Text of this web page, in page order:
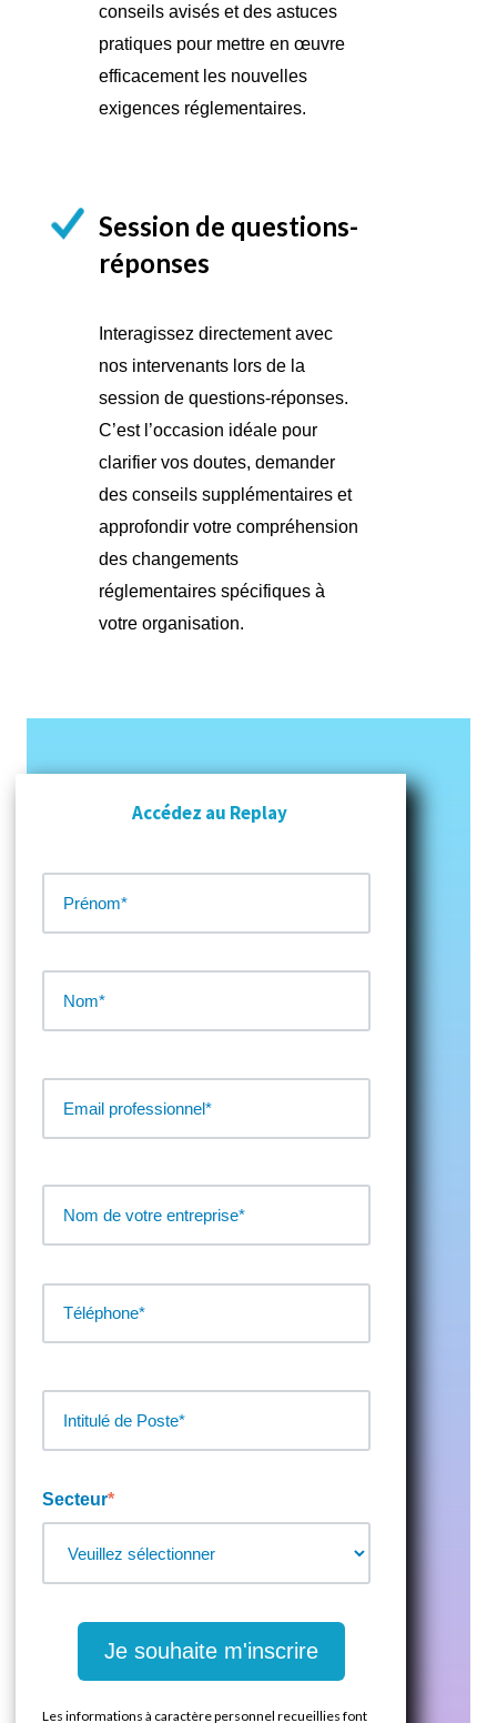
conseils avisés et des astuces
pratiques pour mettre en œuvre
efficacement les nouvelles
exigences réglementaires.
Session de questions-
réponses
Interagissez directement avec
nos intervenants lors de la
session de questions-réponses.
C’est l’occasion idéale pour
clarifier vos doutes, demander
des conseils supplémentaires et
approfondir votre compréhension
des changements
réglementaires spécifiques à
votre organisation.
Accédez au Replay
Secteur*
Les informations à caractère personnel recueillies font